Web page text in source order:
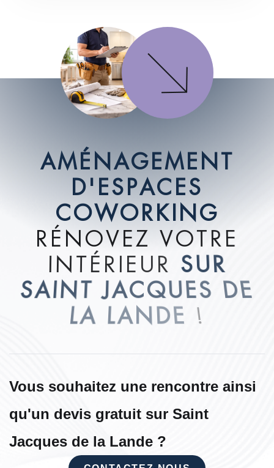
AMÉNAGEMENT
D' ESPACES
COWORKING
RÉ NOVEZ VOTRE
INTÉ RI E UR SUR
SAINT JACQUES DE
LA LANDE !
Vous souhaitez une rencontre ainsi
qu'un devis gratuit sur Saint
Jacques de la Lande ?